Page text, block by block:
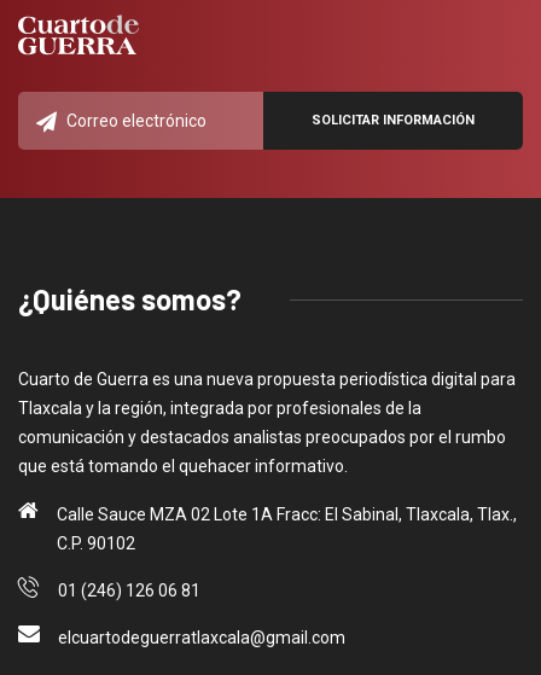
¿Quiénes somos?
Cuarto de Guerra es una nueva propuesta periodística digital para
Tlaxcala y la región, integrada por profesionales de la
comunicación y destacados analistas preocupados por el rumbo
que está tomando el quehacer informativo.
Calle Sauce MZA 02 Lote 1A Fracc: El Sabinal, Tlaxcala, Tlax.,
C.P. 90102
01 (246) 126 06 81
elcuartodeguerratlaxcala@gmail.com